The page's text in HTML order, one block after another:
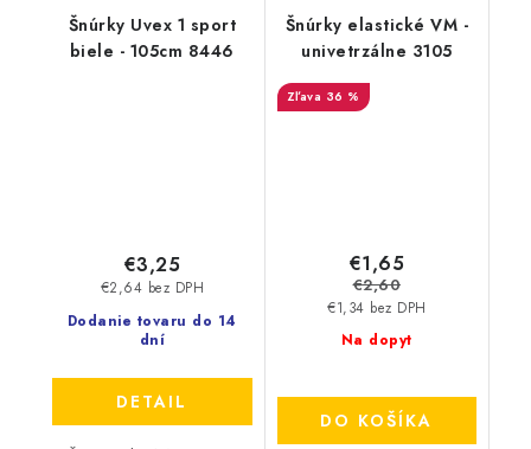
Šnúrky Uvex 1 sport
biele - 105cm 8446
Dodanie tovaru do 14
dní
€2,64 bez DPH
€3,25
DETAIL
Šnúrky elastické VM -
univetrzálne 3105
36 %
Na dopyt
€1,34 bez DPH
€1,65
€2,60
DO KOŠÍKA